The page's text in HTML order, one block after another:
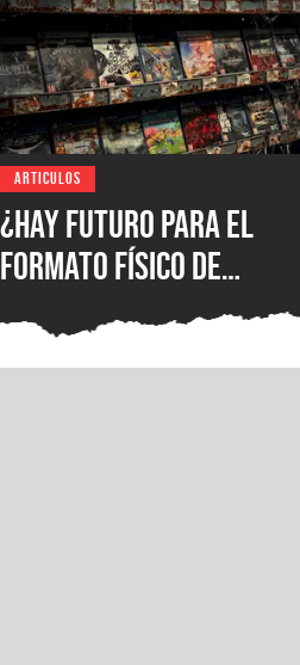
ARTICULOS
¿Hay futuro para el
formato físico de
videojuegos en México?
Entrevista con Iván